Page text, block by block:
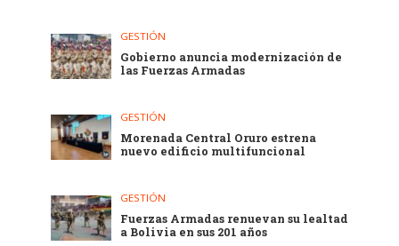
GESTIÓN
Gobierno anuncia modernización de
las Fuerzas Armadas
GESTIÓN
Morenada Central Oruro estrena
nuevo edificio multifuncional
GESTIÓN
Fuerzas Armadas renuevan su lealtad
a Bolivia en sus 201 años